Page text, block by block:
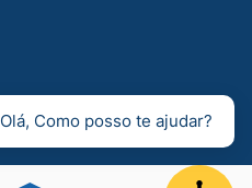
Olá, Como posso te ajudar?